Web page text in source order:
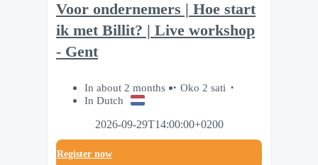
Voor ondernemers | Hoe start
ik met Billit? | Live workshop
- Gent
In about 2 months
Oko 2 sati
In Dutch
2026-09-29T14:00:00+0200
Register now